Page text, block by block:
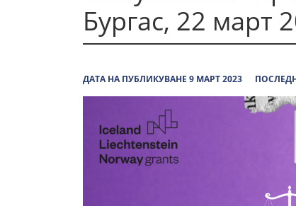
Бургас, 22 март
ДАТА НА ПУБЛИКУВАНЕ 9 МАРТ 2023